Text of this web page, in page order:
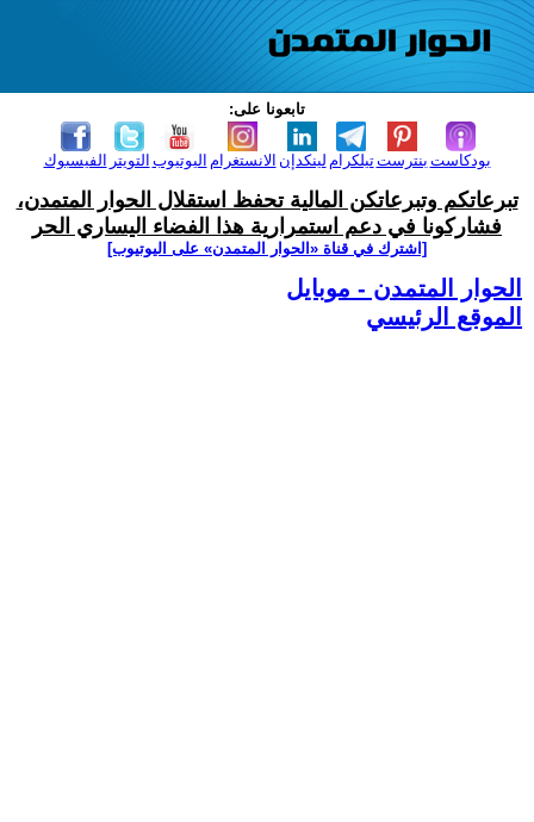
تابعونا على:
الفيسبوك التويتر اليوتيوب الانستغرام لينكدإن تيلكرامبنترست بودكاست
تبرعاتكم وتبرعاتكن المالية تحفظ استقلال الحوار المتمدن،
فشاركونا في دعم استمرارية هذا الفضاء اليساري الحر
[اشترك في قناة ‫«الحوار المتمدن» على اليوتيوب]
الحوار المتمدن - موبايل
الموقع الرئيسي